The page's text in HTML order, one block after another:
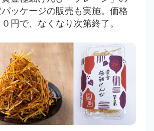
パッケージの販売も実施。価格
円で、なくなり次第終了。